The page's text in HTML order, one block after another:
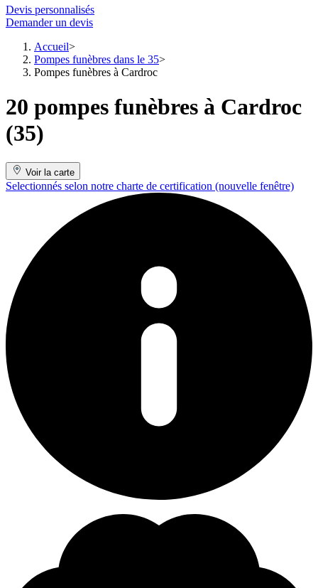
Devis personnalisés
Demander un devis
Accueil
Pompes funèbres dans le 35
Pompes funèbres à Cardroc
20 pompes funèbres à Cardroc
(35)
Voir la carte
Selectionnés selon notre charte de certification (nouvelle fenêtre)